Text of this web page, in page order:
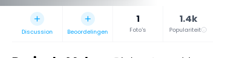
Discussion Beoordelingen
1
Foto's
1.4k
Populariteit